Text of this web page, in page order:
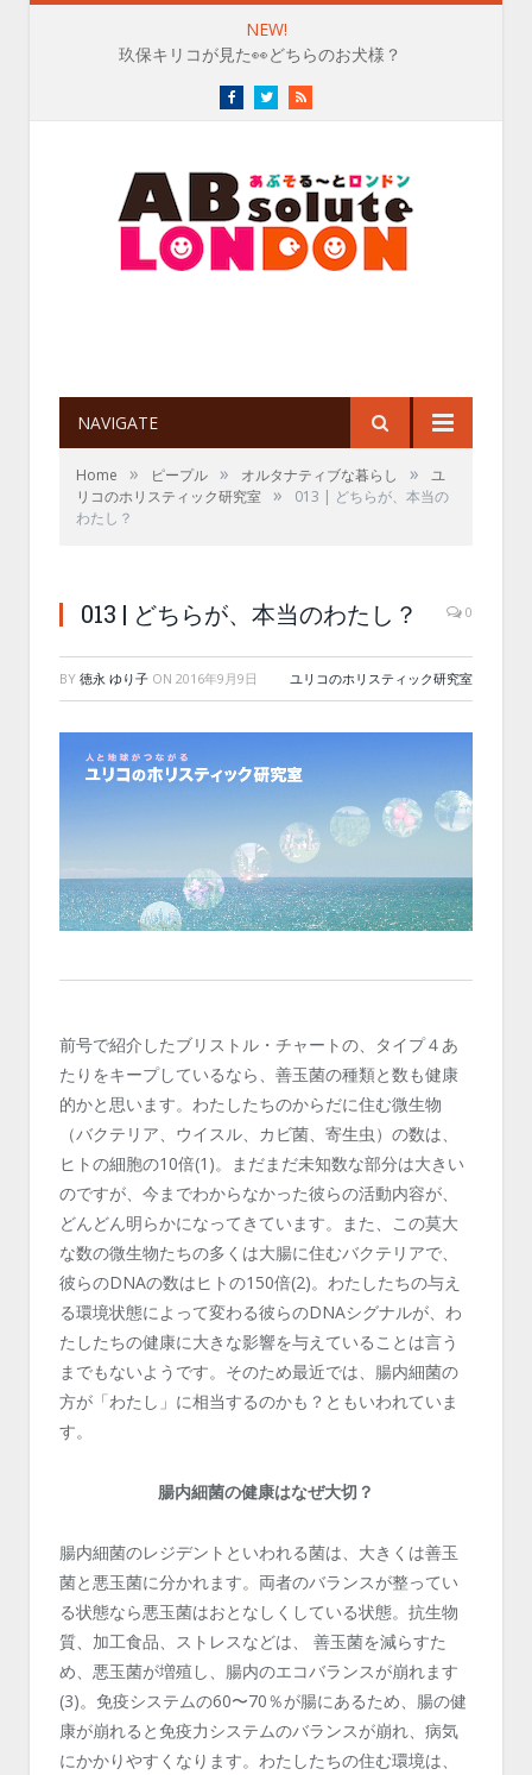
NEW!
玖保キリコが見た👀どちらのお犬様？
FacebookTwitterRSS
NAVIGATE
Home » ピープル » オルタナティブな暮らし »
ユ
リコのホリスティック研究室 »
013 | どちらが、本当の
わたし？
013 | どちらが、本当のわたし？ 0
BY 徳永 ゆり子 ON 2016年9月9日 ユリコのホリスティック研究室
前号で紹介したブリストル・チャートの、タイプ４あ
たりをキープしているなら、善玉菌の種類と数も健康
的かと思います。わたしたちのからだに住む微生物
（バクテリア、ウイスル、カビ菌、寄生虫）の数は、
ヒトの細胞の10倍(1)。まだまだ未知数な部分は大きい
のですが、今までわからなかった彼らの活動内容が、
どんどん明らかになってきています。また、この莫大
な数の微生物たちの多くは大腸に住むバクテリアで、
彼らのDNAの数はヒトの150倍(2)。わたしたちの与え
る環境状態によって変わる彼らのDNAシグナルが、わ
たしたちの健康に大きな影響を与えていることは言う
までもないようです。そのため最近では、腸内細菌の
方が「わたし」に相当するのかも？ともいわれていま
す。
腸内細菌の健康はなぜ大切？
腸内細菌のレジデントといわれる菌は、大きくは善玉
菌と悪玉菌に分かれます。両者のバランスが整ってい
る状態なら悪玉菌はおとなしくしている状態。抗生物
質、加工食品、ストレスなどは、 善玉菌を減らすた
め、悪玉菌が増殖し、腸内のエコバランスが崩れます
(3)。免疫システムの60〜70％が腸にあるため、腸の健
康が崩れると免疫力システムのバランスが崩れ、病気
にかかりやすくなります。わたしたちの住む環境は、